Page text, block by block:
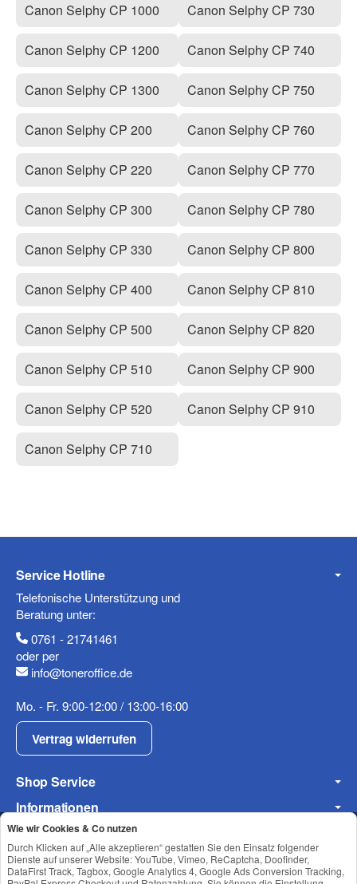
Canon Selphy CP 1000
Canon Selphy CP 1200
Canon Selphy CP 1300
Canon Selphy CP 200
Canon Selphy CP 220
Canon Selphy CP 300
Canon Selphy CP 330
Canon Selphy CP 400
Canon Selphy CP 500
Canon Selphy CP 510
Canon Selphy CP 520
Canon Selphy CP 710
Canon Selphy CP 730
Canon Selphy CP 740
Canon Selphy CP 750
Canon Selphy CP 760
Canon Selphy CP 770
Canon Selphy CP 780
Canon Selphy CP 800
Canon Selphy CP 810
Canon Selphy CP 820
Canon Selphy CP 900
Canon Selphy CP 910
Service Hotline
Telefonische Unterstützung und
Beratung unter:
0761 - 21741461
oder per
info@toneroffice.de
Mo. - Fr. 9:00-12:00 / 13:00-16:00
Vertrag widerrufen
Shop Service
Informationen
Newsletter Abonnieren
Wie wir Cookies & Co nutzen
Durch Klicken auf „Alle akzeptieren“ gestatten Sie den Einsatz folgender
Dienste auf unserer Website: YouTube, Vimeo, ReCaptcha, Doofinder,
DataFirst Track, Tagbox, Google Analytics 4, Google Ads Conversion Tracking,